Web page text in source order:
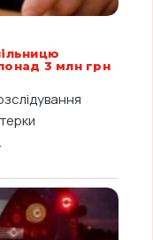
3 млн грн